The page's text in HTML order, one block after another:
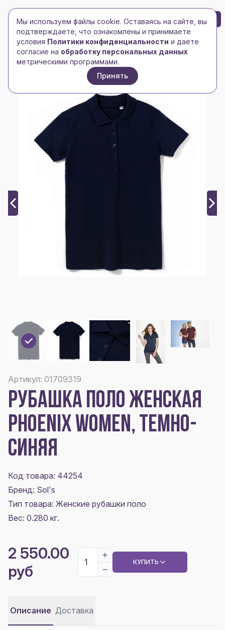
Toggle navigation
Toggle navigation
БРЕНД-ЛОГО 0
Главная/Рубашки поло/Женские рубашки поло /
Рубашка поло женская Phoenix Women, темно-синяя
Артикул: 01709319
РУБАШКА ПОЛО ЖЕНСКАЯ
PHOENIX WOMEN, ТЕМНО-
СИНЯЯ
Код товара: 44254
Бренд: Sol's
Тип товара: Женские рубашки поло
Вес: 0.280 кг.
2 550.00
руб
КУПИТЬ
Описание Доставка
Мы используем файлы cookie. Оставаясь на сайте, вы
подтверждаете, что ознакомлены и принимаете
условия Политики конфиденциальности и даете
согласие на обработку персональных данных
метрическими программами.
Принять